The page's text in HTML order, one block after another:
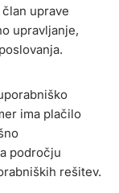
član uprave
upravljanje,
ima plačilo
področju
rešitev.